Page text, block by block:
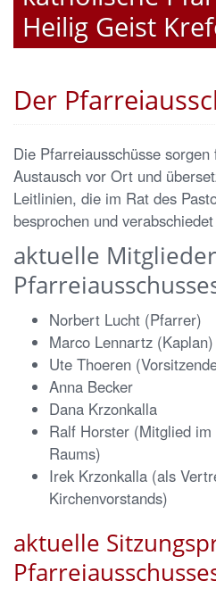
Heilig Geist
Der
Die Pfarreiausschüsse
Austausch vor Ort und
Leitlinien, die im Rat des
besprochen und
aktuelle
Norbert Lucht (Pfarrer)
Marco Lennartz (Kaplan)
Ute Thoeren
Anna Becker
Dana Krzonkalla
Ralf Horster (Mitglied
Raums)
Irek Krzonkalla (als
Kirchenvorstands)
aktuelle